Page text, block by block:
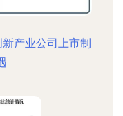
产业公司上市制